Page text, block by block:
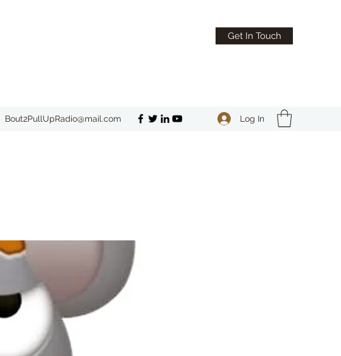
Get In Touch
Bout2PullUpRadio@mail.com Log In